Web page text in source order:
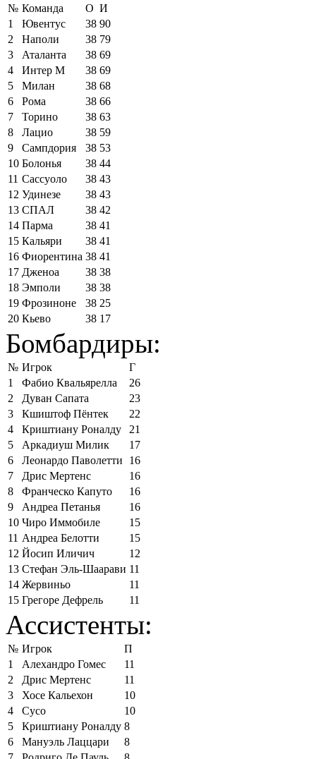
№ Команда О И
1
Ювентус 38 90
2
Наполи 38 79
3
Аталанта 38 69
4
Интер М 38 69
5
Милан 38 68
6
Рома 38 66
7
Торино 38 63
8
Лацио 38 59
9
Сампдория 38 53
10 Болонья 38 44
11 Сассуоло 38 43
12 Удинезе 38 43
13 СПАЛ 38 42
14 Парма 38 41
15 Кальяри 38 41
16 Фиорентина 38 41
17 Дженоа 38 38
18 Эмполи 38 38
19 Фрозиноне 38 25
20 Кьево 38 17
Бомбардиры:
№ Игрок
Г
1
Фабио Квальярелла
26
2
Дуван Сапата
23
3
Кшиштоф Пёнтек
22
4
Криштиану Роналду
21
5
Аркадиуш Милик
17
6
Леонардо Паволетти
16
7
Дрис Мертенс
16
8
Франческо Капуто
16
9
Андреа Петанья
16
10 Чиро Иммобиле
15
11 Андреа Белотти
15
12 Йосип Иличич
12
13 Стефан Эль-Шаарави 11
14 Жервиньо
11
15 Грегоре Дефрель 11
Ассистенты:
№ Игрок
П
1
Алехандро Гомес
11
2
Дрис Мертенс
11
3
Хосе Кальехон
10
4
Сусо
10
5
Криштиану Роналду 8
6
Мануэль Лаццари
8